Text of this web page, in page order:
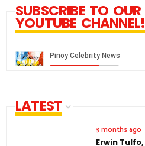
SUBSCRIBE TO OUR
YOUTUBE CHANNEL!
LATEST
3 months ago
Erwin Tulfo,